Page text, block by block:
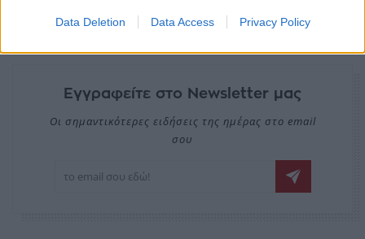
Data Deletion Data Access Privacy Policy
Εγγραφείτε στο Newsletter μας
Οι σημαντικότερες ειδήσεις της ημέρας στο email
σου